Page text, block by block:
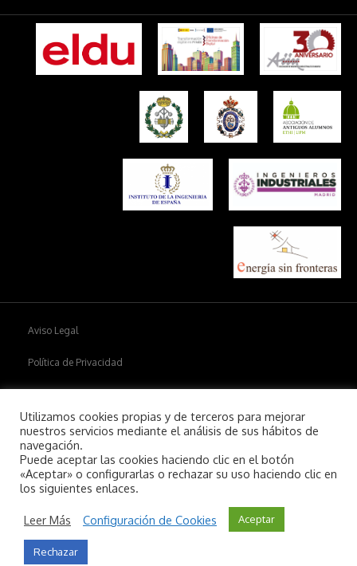
Aviso Legal
Política de Privacidad
Copyright © 2026Aiim.
Utilizamos cookies propias y de terceros para mejorar
nuestros servicios mediante el análisis de sus hábitos de
navegación.
Puede aceptar las cookies haciendo clic en el botón
«Aceptar» o configurarlas o rechazar su uso haciendo clic en
los siguientes enlaces.
Leer Más Configuración de Cookies Aceptar
Rechazar